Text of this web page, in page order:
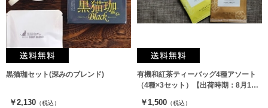
黒猫珈セット(深みのブレンド)
￥2,130 （税込）
有機和紅茶ティーバッグ4種アソート
（4種×3セット）【出荷時期：8月17
￥1,500 （税込）